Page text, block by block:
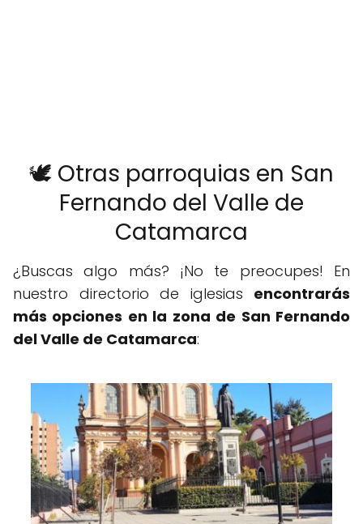
🕊️ Otras parroquias en San
Fernando del Valle de
Catamarca
¿Buscas algo más? ¡No te preocupes! En
nuestro directorio de iglesias encontrarás
más opciones en la zona de San Fernando
del Valle de Catamarca: